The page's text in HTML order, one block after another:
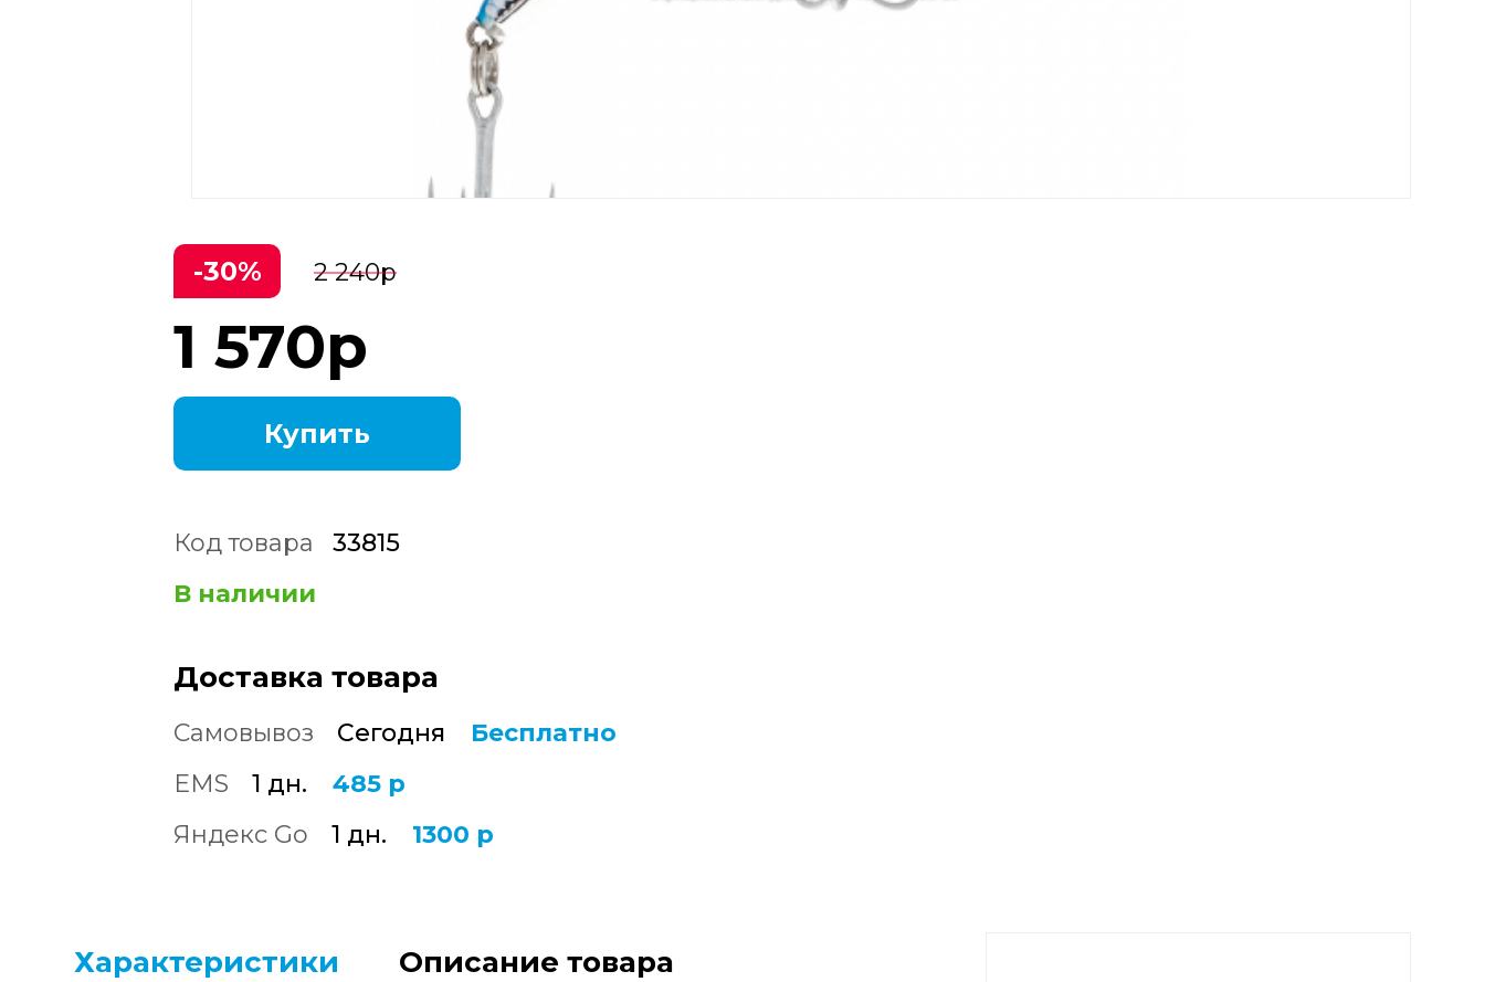
-30% 2 240р
1 570р
Купить
Код товара
33815
В наличии
Доставка товара
Самовывоз Сегодня
Бесплатно
EMS
1 дн.
485 р
Яндекс Go
1 дн. 1300 р
Характеристики Описание товара